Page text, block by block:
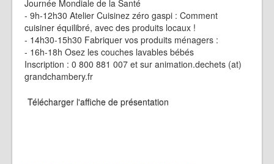
Journée Mondiale de la Santé
- 9h-12h30 Atelier Cuisinez zéro gaspi : Comment
cuisiner équilibré, avec des produits locaux !
- 14h30-15h30 Fabriquer vos produits ménagers :
- 16h-18h Osez les couches lavables bébés
Inscription : 0 800 881 007 et sur animation.dechets (at)
grandchambery.fr
Télécharger l'affiche de présentation